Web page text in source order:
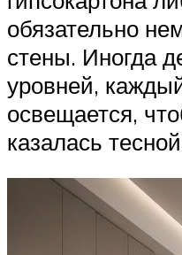
обязательно
стены. Иногда
уровней,
освещается,
казалась